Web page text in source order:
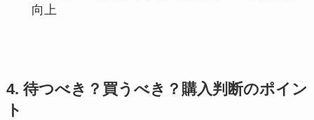
向上
4. 待つべき？買うべき？購入判断のポイン
ト